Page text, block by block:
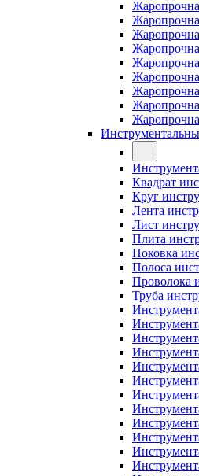
Квадрат
Круг
Лента
Лист
Плита
Поковка
Полоса
Проволока
Труба